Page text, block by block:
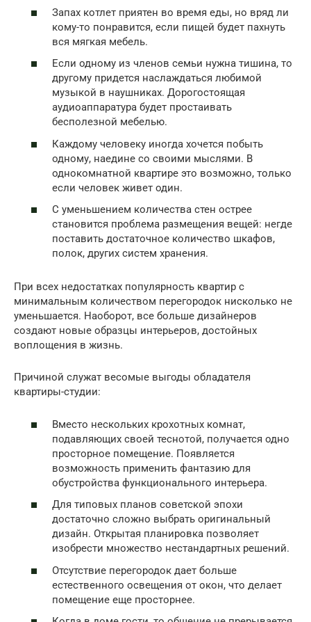
Запах котлет приятен во время еды, но вряд ли
кому-то понравится, если пищей будет пахнуть
вся мягкая мебель.
Если одному из членов семьи нужна тишина, то
другому придется наслаждаться любимой
музыкой в наушниках. Дорогостоящая
аудиоаппаратура будет простаивать
бесполезной мебелью.
Каждому человеку иногда хочется побыть
одному, наедине со своими мыслями. В
однокомнатной квартире это возможно, только
если человек живет один.
С уменьшением количества стен острее
становится проблема размещения вещей: негде
поставить достаточное количество шкафов,
полок, других систем хранения.
При всех недостатках популярность квартир с
минимальным количеством перегородок нисколько не
уменьшается. Наоборот, все больше дизайнеров
создают новые образцы интерьеров, достойных
воплощения в жизнь.
Причиной служат весомые выгоды обладателя
квартиры-студии:
Вместо нескольких крохотных комнат,
подавляющих своей теснотой, получается одно
просторное помещение. Появляется
возможность применить фантазию для
обустройства функционального интерьера.
Для типовых планов советской эпохи
достаточно сложно выбрать оригинальный
дизайн. Открытая планировка позволяет
изобрести множество нестандартных решений.
Отсутствие перегородок дает больше
естественного освещения от окон, что делает
помещение еще просторнее.